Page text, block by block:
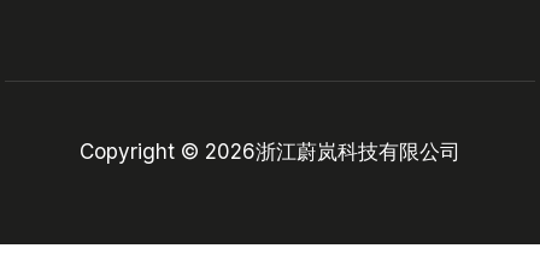
Copyright © 2026浙江蔚岚科技有限公司